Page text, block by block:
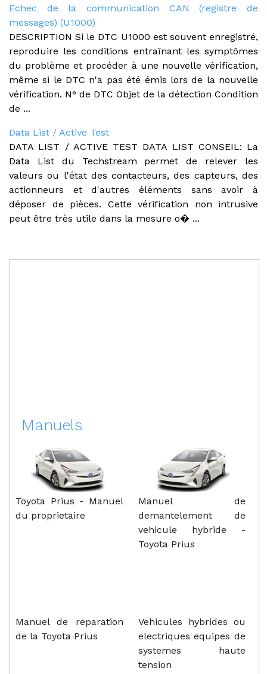
Echec de la communication CAN (registre de
messages) (U1000)
DESCRIPTION Si le DTC U1000 est souvent enregistré,
reproduire les conditions entraînant les symptômes
du problème et procéder à une nouvelle vérification,
même si le DTC n'a pas été émis lors de la nouvelle
vérification. N° de DTC Objet de la détection Condition
de ...
Data List / Active Test
DATA LIST / ACTIVE TEST DATA LIST CONSEIL: La
Data List du Techstream permet de relever les
valeurs ou l'état des contacteurs, des capteurs, des
actionneurs et d'autres éléments sans avoir à
déposer de pièces. Cette vérification non intrusive
peut être très utile dans la mesure o� ...
Manuels
Toyota Prius - Manuel
du proprietaire
Manuel de
demantelement de
vehicule hybride -
Toyota Prius
Manuel de reparation
de la Toyota Prius
Vehicules hybrides ou
electriques equipes de
systemes haute
tension